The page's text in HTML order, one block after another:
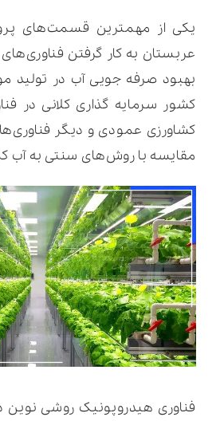
یکی از مهمترین قسمت‌های
عربستان به کار گرفتن
بهبود صرفه جویی آب در تولید
کشور سرمایه گذاری کلانی در
کشاورزی عمودی و دیگر
مقایسه با روش‌های سنتی به آب
فناوری هیدروپونیک روشی نوین